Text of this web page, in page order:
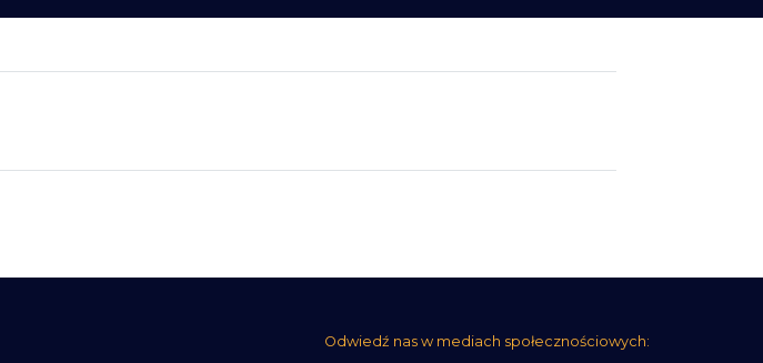
Odwiedź nas w mediach społecznościowych: